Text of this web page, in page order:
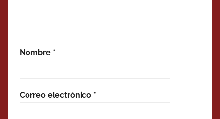
Nombre *
Correo electrónico *